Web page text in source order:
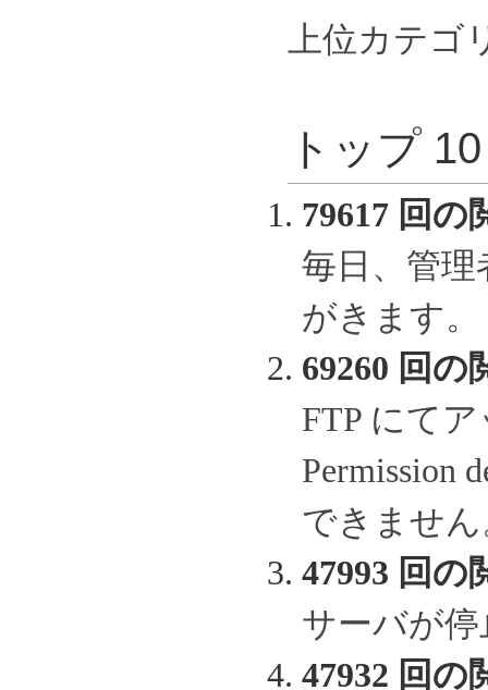
上位カテゴ
トップ
79617 回の
毎日、管
がきます。
69260 回の
FTP にて
Permission
できません
47993 回の
サーバが
47932 回の